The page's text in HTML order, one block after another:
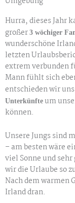
Hurra, dieses Jahr
großer 3 wöchiger
wunderschöne
letzten
extrem verbunden
Mann fühlt sich
entschieden wir
Unterkünfte um
können.
Unsere Jungs sind
– am besten wäre
viel Sonne und
wir die Urlaube so
Nach dem warmen
Irland dran.